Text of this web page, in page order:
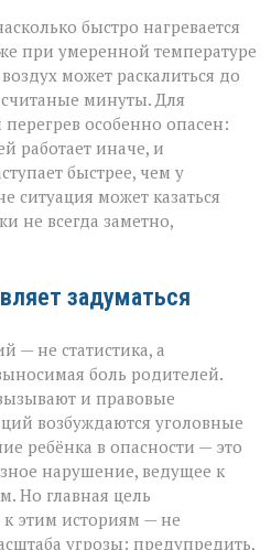
быстро нагревается
при умеренной температуре
может раскалиться до
минуты. Для
перегрев особенно опасен:
работает иначе, и
быстрее, чем у
ситуация может казаться
не всегда заметно,
задуматься
— не статистика, а
боль родителей.
и правовые
возбуждаются уголовные
ребёнка в опасности — это
нарушение, ведущее к
Но главная цель
этим историям — не
угрозы: предупредить,